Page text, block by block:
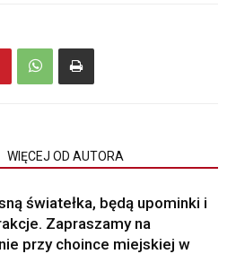
WIĘCEJ OD AUTORA
światełka, będą upominki i
Zapraszamy na
przy choince miejskiej w